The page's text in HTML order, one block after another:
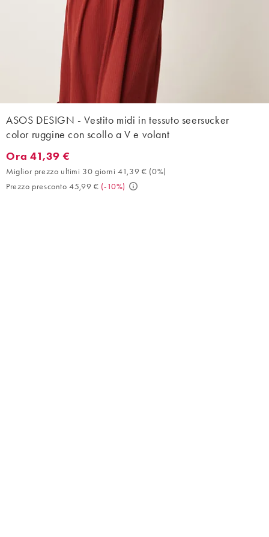
ASOS DESIGN - Vestito midi in tessuto seersucker
color ruggine con scollo a V e volant
Ora 41,39 €. Miglior prezzo ultimi 30 giorni 41,39 € (0%).
Ora 41,39 €
Miglior prezzo ultimi 30 giorni 41,39 € (0%)
Prezzo presconto 45,99 € (-10%)